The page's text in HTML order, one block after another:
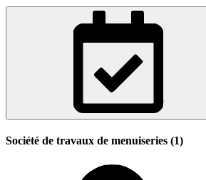
Société de travaux de menuiseries (1)